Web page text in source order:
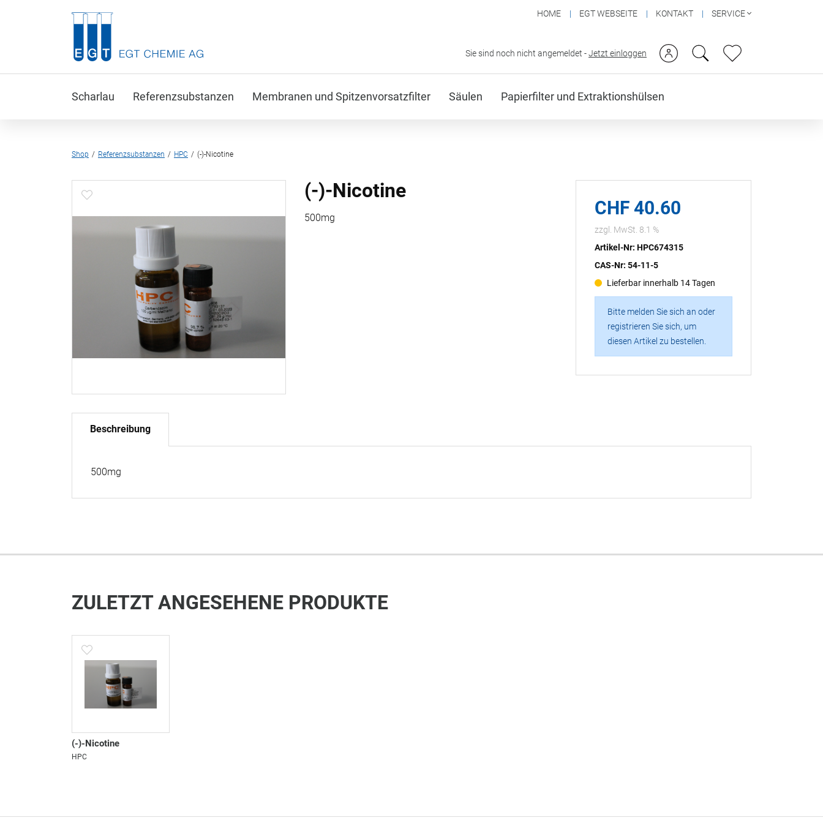
HOME EGT WEBSEITE KONTAKT SERVICE
Sie sind noch nicht angemeldet -Jetzt einloggen
Scharlau Referenzsubstanzen Membranen und Spitzenvorsatzfilter Säulen Papierfilter und Extraktionshülsen
Shop Referenzsubstanzen HPC (-)-Nicotine
(-)-Nicotine
500mg CHF 40.60
zzgl. MwSt. 8.1 %
Artikel-Nr: HPC674315
CAS-Nr: 54-11-5
Lieferbar innerhalb 14 Tagen
Bitte melden Sie sich an oder
registrieren Sie sich, um
diesen Artikel zu bestellen.
Beschreibung
500mg
ZULETZT ANGESEHENE PRODUKTE
(-)-Nicotine
HPC